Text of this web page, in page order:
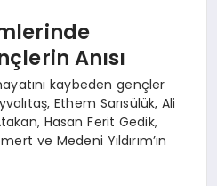
Anısı
kaybeden gençler
Ethem Sarısülük, Ali
Hasan Ferit Gedik,
ve Medeni Yıldırım’ın